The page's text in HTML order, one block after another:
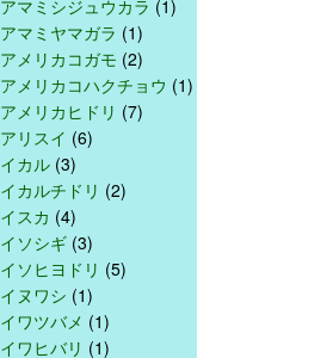
アマミシジュウカラ (1)
アマミヤマガラ (1)
アメリカコガモ (2)
アメリカコハクチョウ (1)
アメリカヒドリ (7)
アリスイ (6)
イカル (3)
イカルチドリ (2)
イスカ (4)
イソシギ (3)
イソヒヨドリ (5)
イヌワシ (1)
イワツバメ (1)
イワヒバリ (1)